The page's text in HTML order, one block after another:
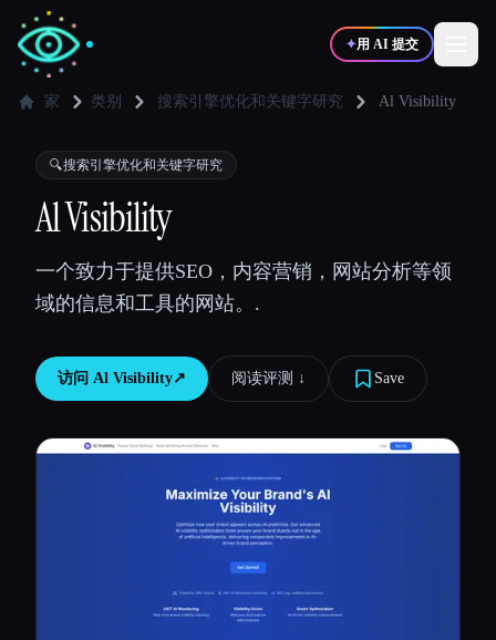
✦用 AI 提交
✍️写作者
💻
🎓学生
家 类别 搜索引擎优化和关键字研究 Al Visibility
🔍搜索引擎优化和关键字研究
Al Visibility
一个致力于提供SEO，内容营销，网站分析等领
域的信息和工具的网站。.
访问 Al Visibility↗︎ 阅读评测 ↓︎ Save